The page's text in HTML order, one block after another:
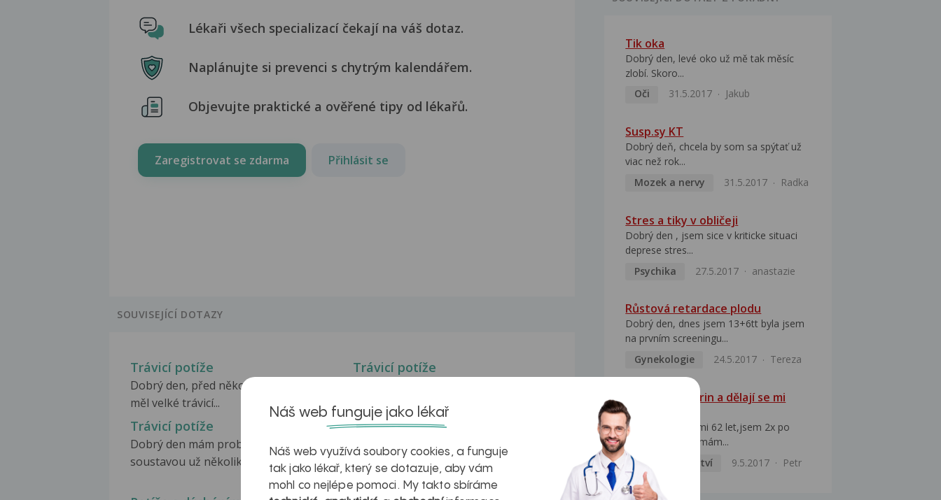
Lékaři všech specializací čekají na váš dotaz.
Naplánujte si prevenci s chytrým kalendářem.
Objevujte praktické a ověřené tipy od lékařů.
Zaregistrovat se zdarma Přihlásit se
SOUVISEJÍCÍ DOTAZY
Trávicí potíže
Dobrý den, před několika lety jsem
měl velké trávicí...
Trávicí potíže
půl rokem mi...
Trávicí potíže
Dobrý den mám problém s trávicí
soustavou už několikrát...
Trávící potíže po ozařování
sondou
Dobrý den, ráda bych se zeptala, zda
je možné mít trávící...
Tik oka
Dobrý den, levé oko už mě tak měsíc
zlobí. Skoro...
Oči
31.5.2017 Jakub
Susp.sy KT
Dobrý deň, chcela by som sa spýtať​ už
viac než rok...
Mozek a nervy
31.5.2017 Radka
Stres a tiky v obličeji
Dobrý den , jsem sice v kriticke situaci
deprese stres...
Psychika
27.5.2017 anastazie
Růstová retardace plodu
Dobrý den, dnes jsem 13+6tt byla jsem
na prvním screeningu...
Gynekologie
24.5.2017 Tereza
Užívám Warfarin a dělají se mi
modřiny
Dobrý večer, je mi 62 let,jsem 2x po
operaci žaludku,mám...
Vnitřní lékařství
9.5.2017 Petr
Náš web funguje jako lékař
Náš web využívá soubory cookies, a funguje
tak jako lékař, který se dotazuje, aby vám
mohl co nejlépe pomoci. My takto sbíráme